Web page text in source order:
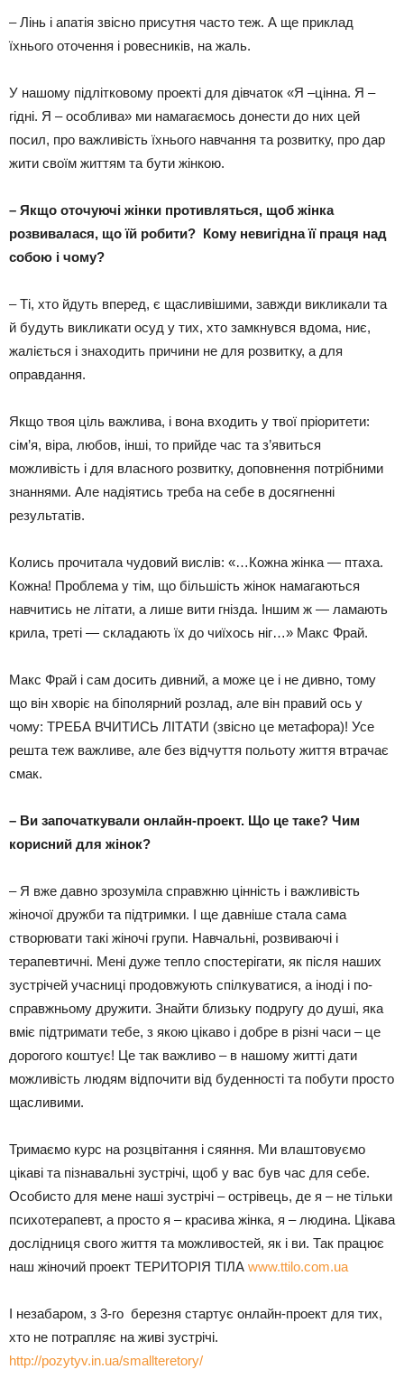
– Лінь і апатія звісно присутня часто теж. А ще приклад
їхнього оточення і ровесників, на жаль.
У нашому підлітковому проекті для дівчаток «Я –цінна. Я –
гідні. Я – особлива» ми намагаємось донести до них цей
посил, про важливість їхнього навчання та розвитку, про дар
жити своїм життям та бути жінкою.
– Якщо оточуючі жінки противляться, щоб жінка
розвивалася, що їй робити? Кому невигідна її праця над
собою і чому?
– Ті, хто йдуть вперед, є щасливішими, завжди викликали та
й будуть викликати осуд у тих, хто замкнувся вдома, ниє,
жаліється і знаходить причини не для розвитку, а для
оправдання.
Якщо твоя ціль важлива, і вона входить у твої пріоритети:
сім’я, віра, любов, інші, то прийде час та з’явиться
можливість і для власного розвитку, доповнення потрібними
знаннями. Але надіятись треба на себе в досягненні
результатів.
Колись прочитала чудовий вислів: «…Кожна жінка — птаха.
Кожна! Проблема у тім, що більшість жінок намагаються
навчитись не літати, а лише вити гнізда. Іншим ж — ламають
крила, треті — складають їх до чиїхось ніг…» Макс Фрай.
Макс Фрай і сам досить дивний, а може це і не дивно, тому
що він хворіє на біполярний розлад, але він правий ось у
чому: ТРЕБА ВЧИТИСЬ ЛІТАТИ (звісно це метафора)! Усе
решта теж важливе, але без відчуття польоту життя втрачає
смак.
– Ви започаткували онлайн-проект. Що це таке? Чим
корисний для жінок?
– Я вже давно зрозуміла справжню цінність і важливість
жіночої дружби та підтримки. І ще давніше стала сама
створювати такі жіночі групи. Навчальні, розвиваючі і
терапевтичні. Мені дуже тепло спостерігати, як після наших
зустрічей учасниці продовжують спілкуватися, а іноді і по-
справжньому дружити. Знайти близьку подругу до душі, яка
вміє підтримати тебе, з якою цікаво і добре в різні часи – це
дорогого коштує! Це так важливо – в нашому житті дати
можливість людям відпочити від буденності та побути просто
щасливими.
Тримаємо курс на розцвітання і сяяння. Ми влаштовуємо
цікаві та пізнавальні зустрічі, щоб у вас був час для себе.
Особисто для мене наші зустрічі – острівець, де я – не тільки
психотерапевт, а просто я – красива жінка, я – людина. Цікава
дослідниця свого життя та можливостей, як і ви. Так працює
наш жіночий проект ТЕРИТОРІЯ ТІЛА www.ttilo.com.ua
І незабаром, з 3-го березня стартує онлайн-проект для тих,
хто не потрапляє на живі зустрічі.
http://pozytyv.in.ua/smallteretory/